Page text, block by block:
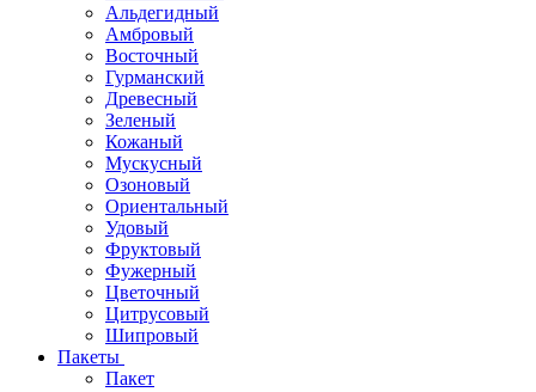
Альдегидный
Амбровый
Восточный
Гурманский
Древесный
Зеленый
Кожаный
Мускусный
Озоновый
Ориентальный
Удовый
Фруктовый
Фужерный
Цветочный
Цитрусовый
Шипровый
Пакеты
Пакет